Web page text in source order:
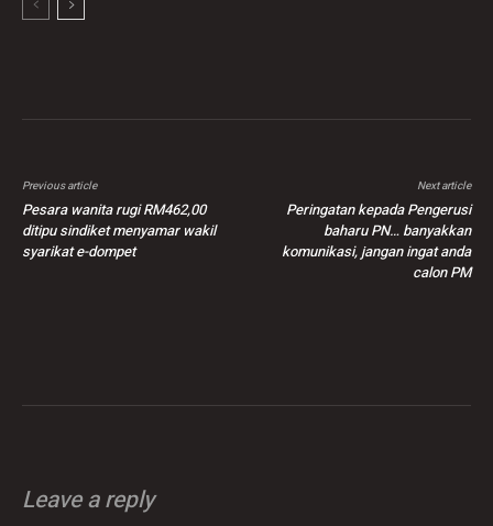
Previous article
Pesara wanita rugi RM462,00
ditipu sindiket menyamar wakil
syarikat e-dompet
Next article
Peringatan kepada Pengerusi
baharu PN… banyakkan
komunikasi, jangan ingat anda
calon PM
Leave a reply